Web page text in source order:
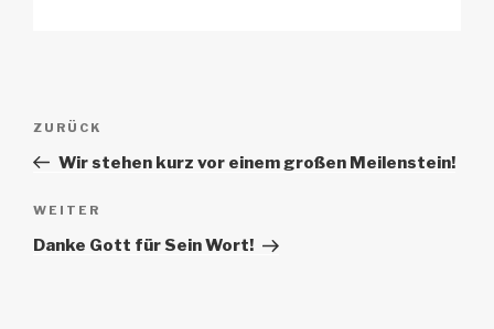
Beitrags-
Vorheriger
Beitrag
ZURÜCK
Wir stehen kurz vor einem großen Meilenstein!
Nächster
Beitrag
WEITER
Danke Gott für Sein Wort!